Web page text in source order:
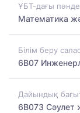
ҰБТ-дағы
Математика
Білім беру
6B07
Дайындық
6B073